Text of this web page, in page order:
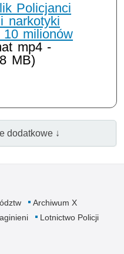
Policjanci
narkotyki
milionów
mp4 -
MB)
dodatkowe ↓
Archiwum X
Lotnictwo Policji